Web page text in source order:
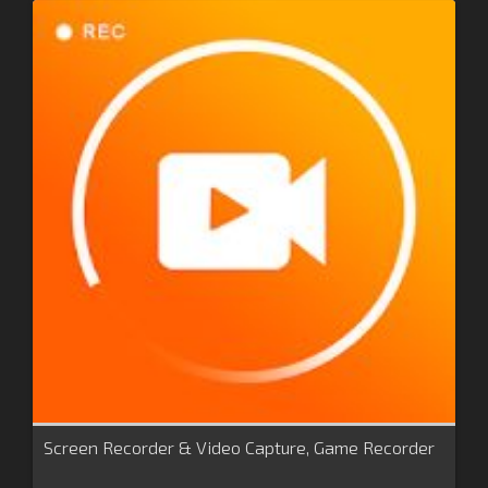
Screen Recorder & Video Capture, Game Recorder